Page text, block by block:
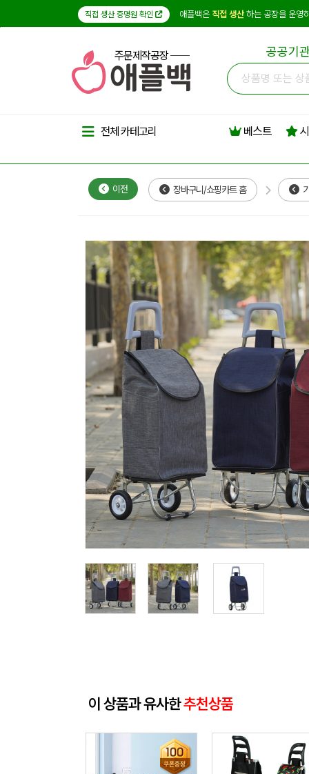
직접 생산 증명원 확인 애플백은 직접 생산하는 공장을 운영
주문제작공장 공공기
전체 카테고리 베스트
이전 장바구니/쇼핑카트 홈
이 상품과 유사한추천상품